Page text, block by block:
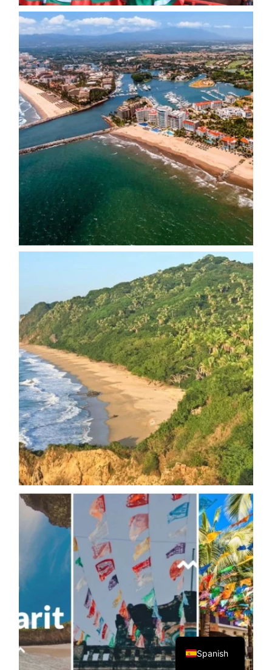
Spanish
English